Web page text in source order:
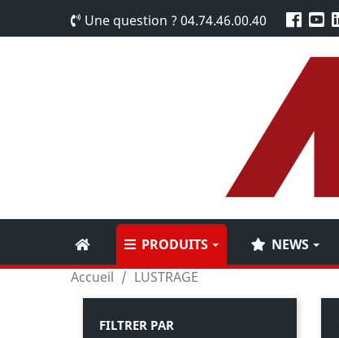
Une question ? 04.74.46.00.40
PRODUITS NEWS
Accueil LUSTRAGE
FILTRER PAR